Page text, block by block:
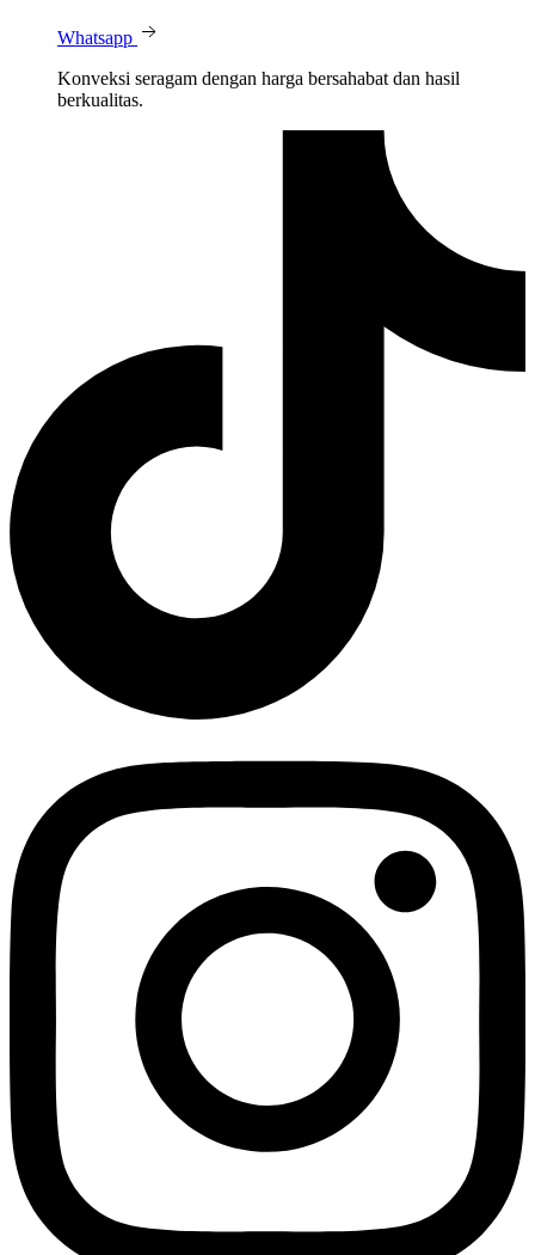
Whatsapp
Konveksi seragam dengan harga bersahabat dan hasil
berkualitas.